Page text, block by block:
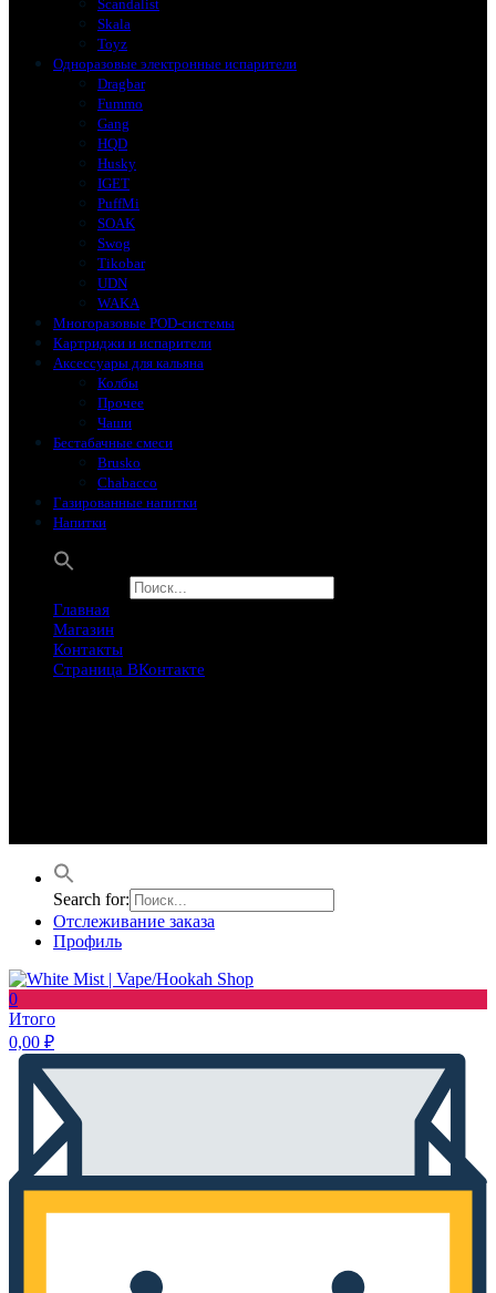
Scandalist
Skala
Toyz
Одноразовые электронные испарители
Dragbar
Fummo
Gang
HQD
Husky
IGET
PuffMi
SOAK
Swog
Tikobar
UDN
WAKA
Многоразовые POD-системы
Картриджи и испарители
Аксессуары для кальяна
Колбы
Прочее
Чаши
Бестабачные смеси
Brusko
Chabacco
Газированные напитки
Напитки
Главная
Магазин
Контакты
Страница ВКонтакте
Search for:
Отслеживание заказа
Профиль
0
Итого
0,00 ₽